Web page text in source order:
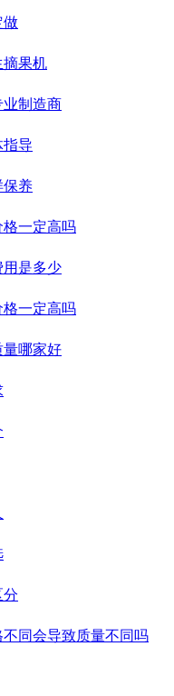
做
摘果机
业制造商
导
保养
一定高吗
用是多少
一定高吗
量哪家好
分
同会导致质量不同吗